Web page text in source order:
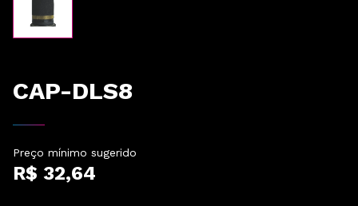
CAP-DLS8
Preço mínimo sugerido
R$ 32,64